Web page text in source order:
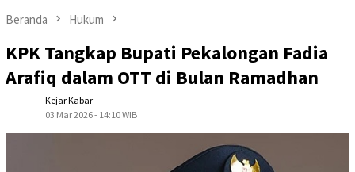
Beranda Hukum
KPK Tangkap Bupati Pekalongan Fadia
Arafiq dalam OTT di Bulan Ramadhan
Kejar Kabar
03 Mar 2026 - 14:10 WIB